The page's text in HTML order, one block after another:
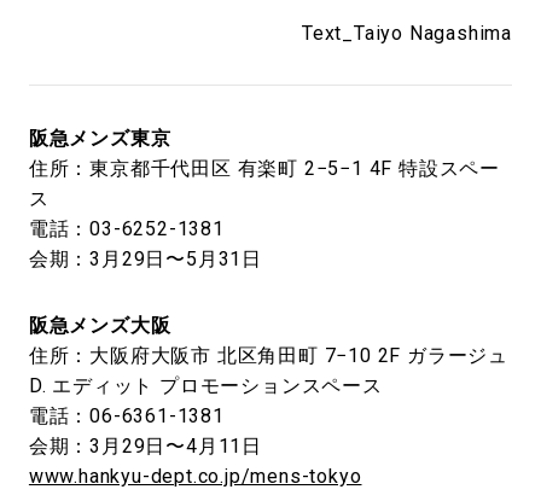
Text_Taiyo Nagashima
阪急メンズ東京
住所：東京都千代田区 有楽町 2−5−1 4F 特設スペー
ス
電話：03-6252-1381
会期：3月29日〜5月31日
阪急メンズ大阪
住所：大阪府大阪市 北区角田町 7−10 2F ガラージュ
D. エディット プロモーションスペース
電話：06-6361-1381
会期：3月29日〜4月11日
www.hankyu-dept.co.jp/mens-tokyo